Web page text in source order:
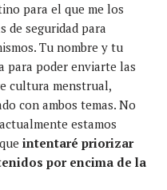
para el que me los
de seguridad para
Tu nombre y tu
para poder enviarte las
cultura menstrual,
con ambos temas. No
estamos
intentaré priorizar
por encima de la